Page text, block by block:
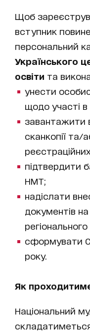
Щоб
вступник
персональний
Українського
освіти та
унести
щодо участі
завантажити
сканкопії та/
підтвердити
НМТ;
надіслати
документів
сформувати
року.
Як
Національний